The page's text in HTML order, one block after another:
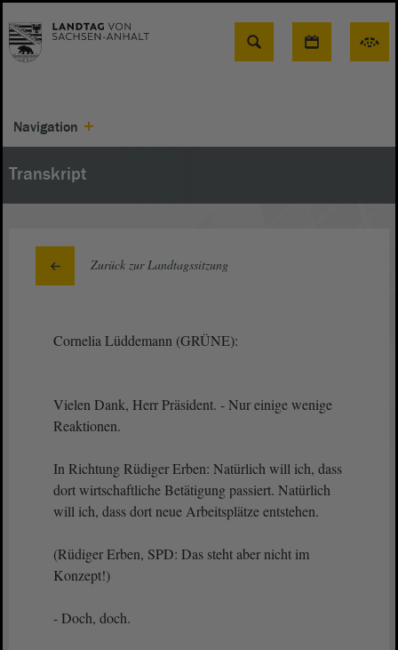
Suche
Navigation
Transkript
Zurück zur Landtagssitzung
Cornelia Lüddemann (GRÜNE):
Vielen Dank, Herr Präsident. - Nur einige wenige
Reaktionen.
In Richtung Rüdiger Erben: Natürlich will ich, dass
dort wirtschaftliche Betätigung passiert. Natürlich
will ich, dass dort neue Arbeitsplätze entstehen.
(Rüdiger Erben, SPD: Das steht aber nicht im
Konzept!)
- Doch, doch.